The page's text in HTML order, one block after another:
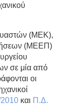
(ΜΕΚ),
(ΜΕΕΠ)
σε μία από
οι
και Π.Δ.